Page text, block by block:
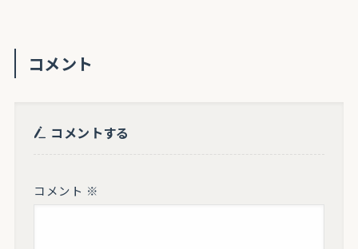
コメント
コメントする
コメント ※